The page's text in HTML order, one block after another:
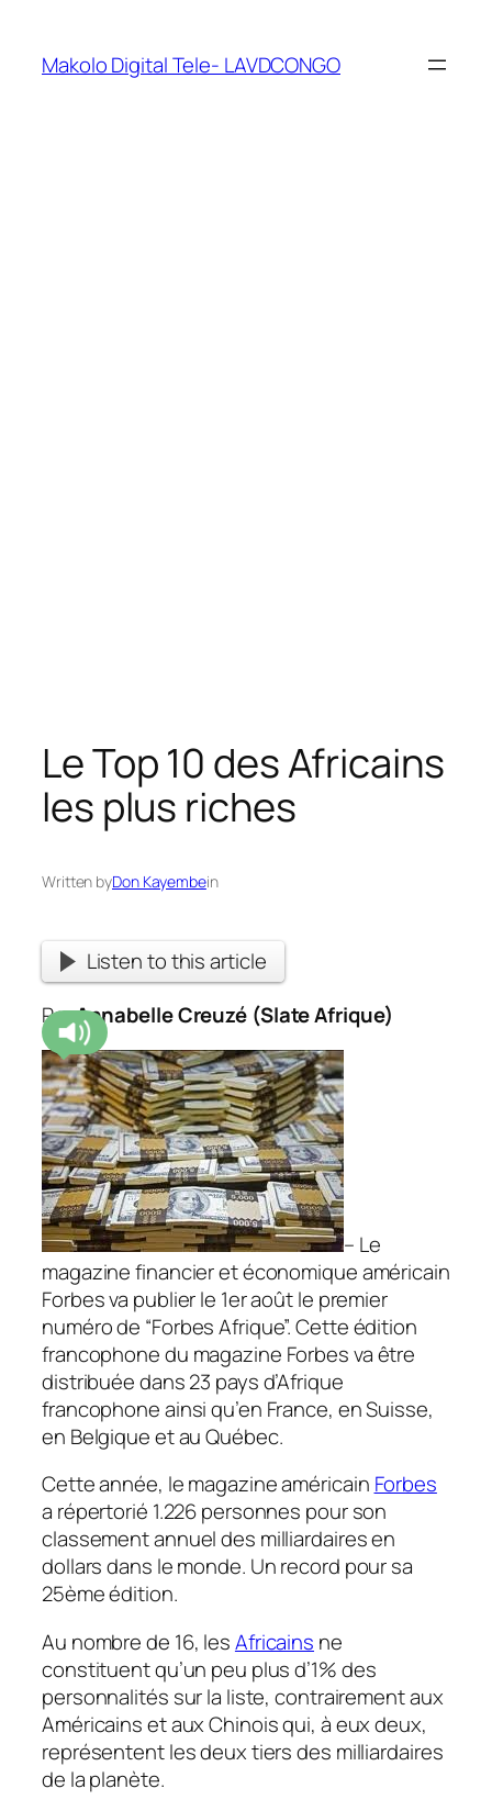
Makolo Digital Tele- LAVDCONGO
Le Top 10 des Africains
les plus riches
Written byDon Kayembein
Listen to this article
ParAnnabelle Creuzé (Slate Afrique)
– Le
magazine financier et économique américain
Forbes va publier le 1er août le premier
numéro de “Forbes Afrique”. Cette édition
francophone du magazine Forbes va être
distribuée dans 23 pays d’Afrique
francophone ainsi qu’en France, en Suisse,
en Belgique et au Québec.
Cette année, le magazine américain Forbes
a répertorié 1.226 personnes pour son
classement annuel des milliardaires en
dollars dans le monde. Un record pour sa
25ème édition.
Au nombre de 16, lesAfricains ne
constituent qu’un peu plus d’1% des
personnalités sur la liste, contrairement aux
Américains et aux Chinois qui, à eux deux,
représentent les deux tiers des milliardaires
de la planète.